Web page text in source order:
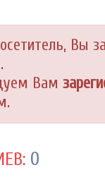
Вы
Вам
0